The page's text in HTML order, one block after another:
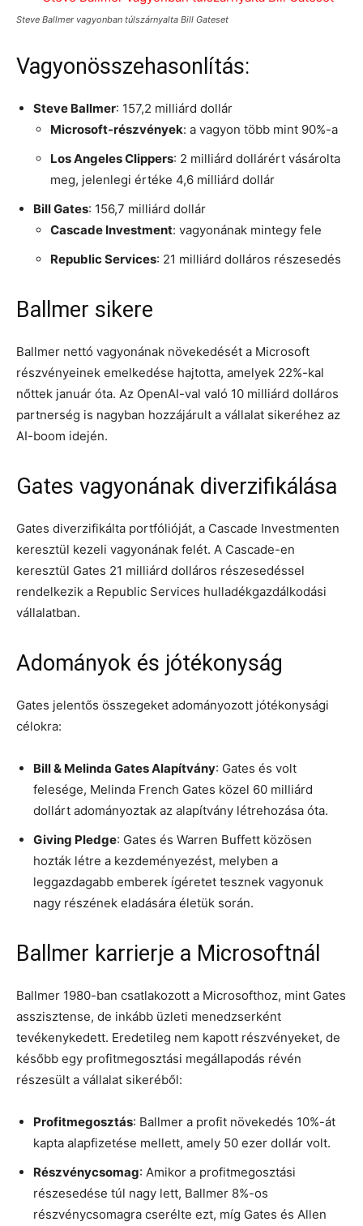
Steve Ballmer vagyonban túlszárnyalta Bill Gateset
Vagyonösszehasonlítás:
Steve Ballmer: 157,2 milliárd dollár
Microsoft-részvények: a vagyon több mint 90%-a
Los Angeles Clippers: 2 milliárd dollárért vásárolta
meg, jelenlegi értéke 4,6 milliárd dollár
Bill Gates: 156,7 milliárd dollár
Cascade Investment: vagyonának mintegy fele
Republic Services: 21 milliárd dolláros részesedés
Ballmer sikere
Ballmer nettó vagyonának növekedését a Microsoft
részvényeinek emelkedése hajtotta, amelyek 22%-kal
nőttek január óta. Az OpenAI-val való 10 milliárd dolláros
partnerség is nagyban hozzájárult a vállalat sikeréhez az
AI-boom idején.
Gates vagyonának diverzifikálása
Gates diverzifikálta portfólióját, a Cascade Investmenten
keresztül kezeli vagyonának felét. A Cascade-en
keresztül Gates 21 milliárd dolláros részesedéssel
rendelkezik a Republic Services hulladékgazdálkodási
vállalatban.
Adományok és jótékonyság
Gates jelentős összegeket adományozott jótékonysági
célokra:
Bill & Melinda Gates Alapítvány: Gates és volt
felesége, Melinda French Gates közel 60 milliárd
dollárt adományoztak az alapítvány létrehozása óta.
Giving Pledge: Gates és Warren Buffett közösen
hozták létre a kezdeményezést, melyben a
leggazdagabb emberek ígéretet tesznek vagyonuk
nagy részének eladására életük során.
Ballmer karrierje a Microsoftnál
Ballmer 1980-ban csatlakozott a Microsofthoz, mint Gates
asszisztense, de inkább üzleti menedzserként
tevékenykedett. Eredetileg nem kapott részvényeket, de
később egy profitmegosztási megállapodás révén
részesült a vállalat sikeréből:
Profitmegosztás: Ballmer a profit növekedés 10%-át
kapta alapfizetése mellett, amely 50 ezer dollár volt.
Részvénycsomag: Amikor a profitmegosztási
részesedése túl nagy lett, Ballmer 8%-os
részvénycsomagra cserélte ezt, míg Gates és Allen